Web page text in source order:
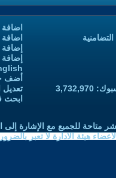
اضافة
أضف
تعديل
ابحث
متاحة للجميع مع الإشارة إلى
هيئة الادارة لا تعبر